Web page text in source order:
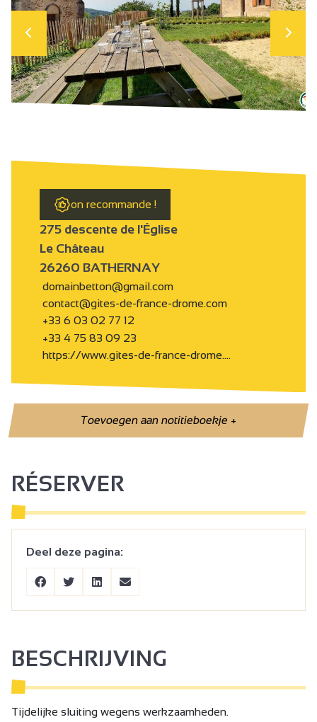
on recommande !
275 descente de l'Église
Le Château
26260 BATHERNAY
domainbetton@gmail.com
contact@gites-de-france-drome.com
+33 6 03 02 77 12
+33 4 75 83 09 23
https://www.gites-de-france-drome.…
Toevoegen aan notitieboekje+
RÉSERVER
Deel deze pagina:
BESCHRIJVING
Tijdelijke sluiting wegens werkzaamheden.